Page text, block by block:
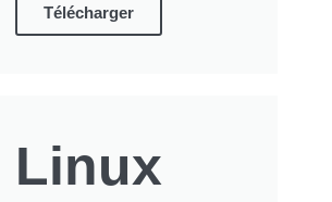
Télécharger
Linux